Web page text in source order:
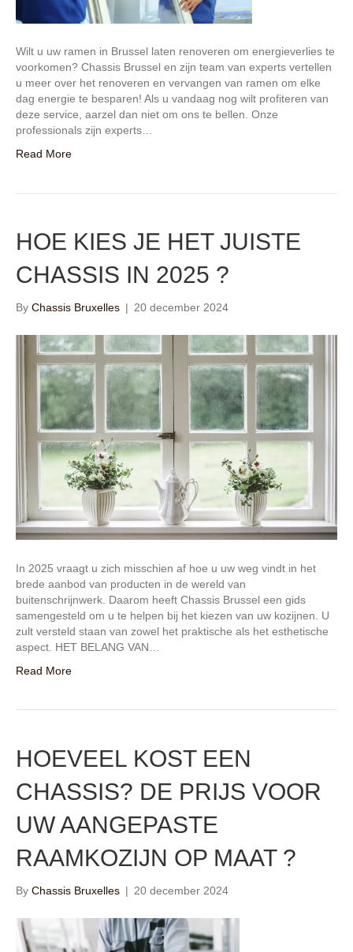
Wilt u uw ramen in Brussel laten renoveren om energieverlies te
voorkomen? Chassis Brussel en zijn team van experts vertellen
u meer over het renoveren en vervangen van ramen om elke
dag energie te besparen! Als u vandaag nog wilt profiteren van
deze service, aarzel dan niet om ons te bellen. Onze
professionals zijn experts…
Read More
HOE KIES JE HET JUISTE
CHASSIS IN 2025 ?
By Chassis Bruxelles | 20 december 2024
In 2025 vraagt u zich misschien af hoe u uw weg vindt in het
brede aanbod van producten in de wereld van
buitenschrijnwerk. Daarom heeft Chassis Brussel een gids
samengesteld om u te helpen bij het kiezen van uw kozijnen. U
zult versteld staan van zowel het praktische als het esthetische
aspect. HET BELANG VAN…
Read More
HOEVEEL KOST EEN
CHASSIS? DE PRIJS VOOR
UW AANGEPASTE
RAAMKOZIJN OP MAAT ?
By Chassis Bruxelles | 20 december 2024